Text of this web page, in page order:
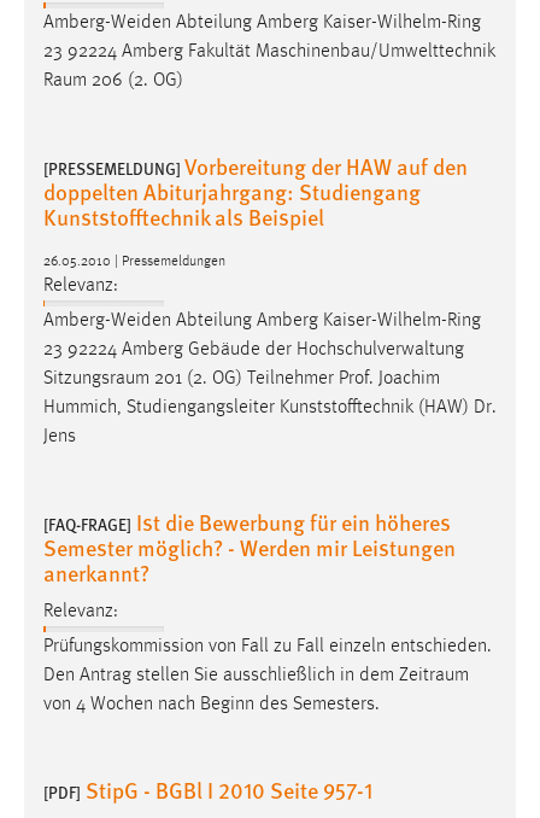
Amberg-Weiden Abteilung Amberg Kaiser-Wilhelm-Ring
23 92224 Amberg Fakultät Maschinenbau/Umwelttechnik
Raum 206 (2. OG)
[PRESSEMELDUNG] Vorbereitung der HAW auf den
doppelten Abiturjahrgang: Studiengang
Kunststofftechnik als Beispiel
26.05.2010 | Pressemeldungen
Relevanz:
Amberg-Weiden Abteilung Amberg Kaiser-Wilhelm-Ring
23 92224 Amberg Gebäude der Hochschulverwaltung
Sitzungsraum 201 (2. OG) Teilnehmer Prof. Joachim
Hummich, Studiengangsleiter Kunststofftechnik (HAW) Dr.
Jens
[FAQ-FRAGE] Ist die Bewerbung für ein höheres
Semester möglich? - Werden mir Leistungen
anerkannt?
Relevanz:
Prüfungskommission von Fall zu Fall einzeln entschieden.
Den Antrag stellen Sie ausschließlich in dem Zeitraum
von 4 Wochen nach Beginn des Semesters.
[PDF] StipG - BGBl I 2010 Seite 957-1